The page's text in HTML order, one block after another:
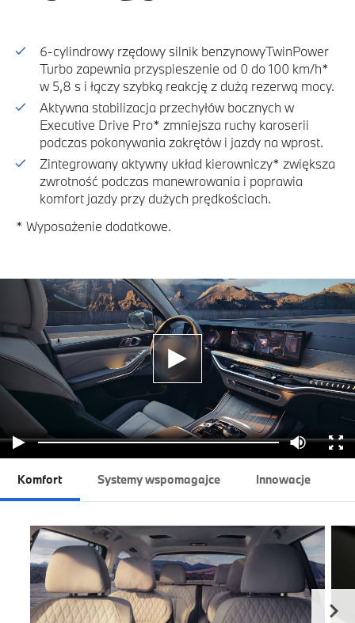
6-cylindrowy rzędowy silnik benzynowyTwinPower
Turbo zapewnia przyspieszenie od 0 do 100 km/h*
w 5,8 s i łączy szybką reakcję z dużą rezerwą mocy.
Aktywna stabilizacja przechyłów bocznych w
Executive Drive Pro* zmniejsza ruchy karoserii
podczas pokonywania zakrętów i jazdy na wprost.
Zintegrowany aktywny układ kierowniczy* zwiększa
zwrotność podczas manewrowania i poprawia
komfort jazdy przy dużych prędkościach.
* Wyposażenie dodatkowe.
Komfort Systemy wspomagajce Innowacje